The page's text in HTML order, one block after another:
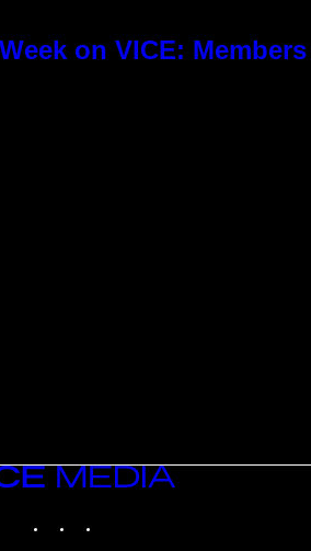
on VICE: